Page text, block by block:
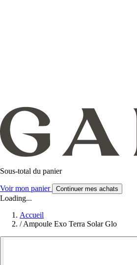
Sous-total du panier
Voir mon panier Continuer mes achats
Loading...
Accueil
/ Ampoule Exo Terra Solar Glo